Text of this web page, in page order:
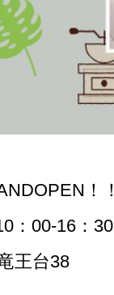
！！
：00-16：30
王台38